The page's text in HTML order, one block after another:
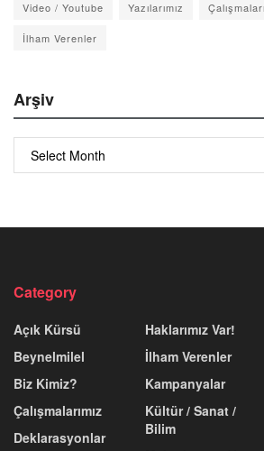
Video / Youtube Yazılarımız
İlham Verenler
Arşiv
Category
Açık Kürsü
Beynelmilel
Biz Kimiz?
Çalışmalarımız
Deklarasyonlar
Haklarımız Var!
İlham Verenler
Kampanyalar
Kültür / Sanat /
Bilim